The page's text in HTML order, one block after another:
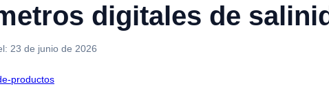
digitales de
23 de junio de 2026
productos